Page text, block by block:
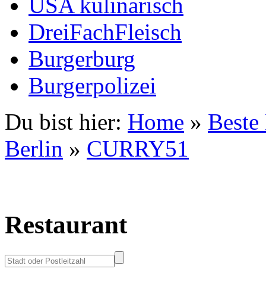
DreiFachFleisch
Burgerburg
Burgerpolizei
Du bist hier: Home »
Berlin » CURRY51
Restaurant